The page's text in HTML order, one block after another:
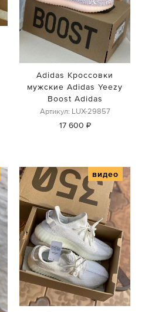
Adidas Кроссовки
мужские Adidas Yeezy
Boost Adidas
Артикул: LUX-29857
17 600 ₽
видео